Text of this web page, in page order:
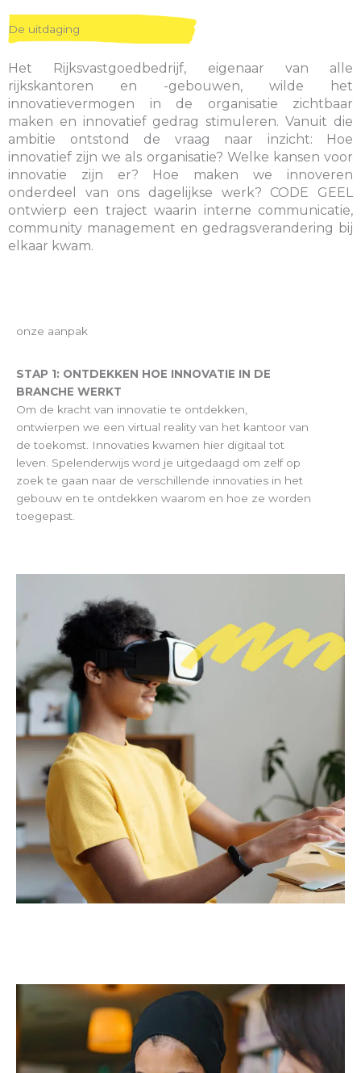
De uitdaging
Het Rijksvastgoedbedrijf, eigenaar van alle
rijkskantoren en -gebouwen, wilde het
innovatievermogen in de organisatie zichtbaar
maken en innovatief gedrag stimuleren. Vanuit die
ambitie ontstond de vraag naar inzicht: Hoe
innovatief zijn we als organisatie? Welke kansen voor
innovatie zijn er? Hoe maken we innoveren
onderdeel van ons dagelijkse werk? CODE GEEL
ontwierp een traject waarin interne communicatie,
community management en gedragsverandering bij
elkaar kwam.
onze aanpak
STAP 1: ONTDEKKEN HOE INNOVATIE IN DE
BRANCHE WERKT
Om de kracht van innovatie te ontdekken,
ontwierpen we een virtual reality van het kantoor van
de toekomst. Innovaties kwamen hier digitaal tot
leven. Spelenderwijs word je uitgedaagd om zelf op
zoek te gaan naar de verschillende innovaties in het
gebouw en te ontdekken waarom en hoe ze worden
toegepast.